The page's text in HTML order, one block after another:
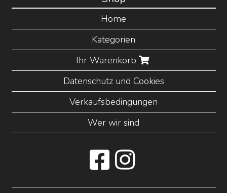
Home
Kategorien
Ihr Warenkorb
Datenschutz und Cookies
Verkaufsbedingungen
Wer wir sind